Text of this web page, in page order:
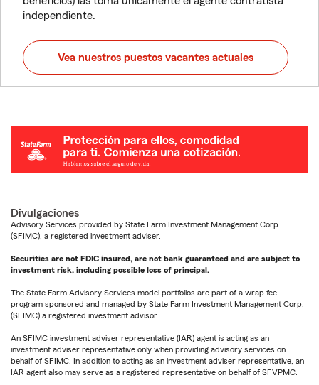
independiente.
Vea nuestros puestos vacantes actuales
Divulgaciones
Advisory Services provided by State Farm Investment Management Corp.
(SFIMC), a registered investment adviser.
Securities are not FDIC insured, are not bank guaranteed and are subject to
investment risk, including possible loss of principal.
The State Farm Advisory Services model portfolios are part of a wrap fee
program sponsored and managed by State Farm Investment Management Corp.
(SFIMC) a registered investment advisor.
An SFIMC investment adviser representative (IAR) agent is acting as an
investment adviser representative only when providing advisory services on
behalf of SFIMC. In addition to acting as an investment adviser representative, an
IAR agent also may serve as a registered representative on behalf of SFVPMC.